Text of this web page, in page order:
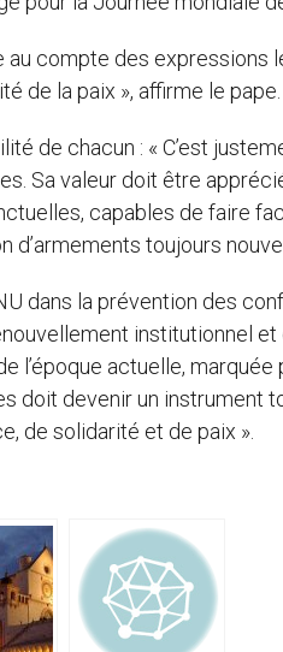
compte des expressions
de la paix », affirme le pape.
de chacun : « C’est
Sa valeur doit être
capables de faire
d’armements toujours
dans la prévention des
institutionnel et
l’époque actuelle,
doit devenir un instrument
de solidarité et de paix ».